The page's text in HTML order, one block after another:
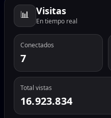
📊 Visitas
En tiempo real
Conectados
7
Total vistas
16.923.834